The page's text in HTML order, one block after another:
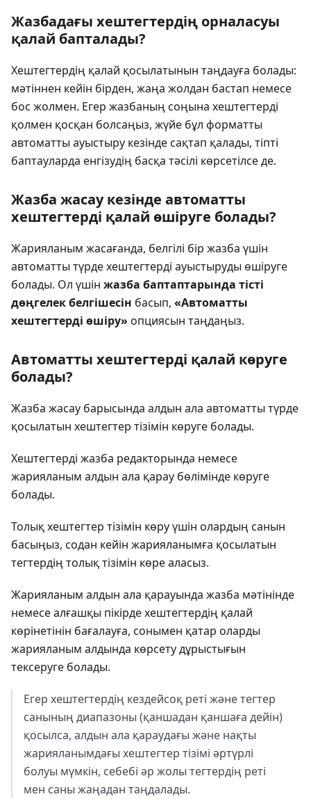
Жазбадағы хештегтердің орналасуы
қалай бапталады?
Хештегтердің қалай қосылатынын таңдауға болады:
мәтіннен кейін бірден, жаңа жолдан бастап немесе
бос жолмен. Егер жазбаның соңына хештегтерді
қолмен қосқан болсаңыз, жүйе бұл форматты
автоматты ауыстыру кезінде сақтап қалады, тіпті
баптауларда енгізудің басқа тәсілі көрсетілсе де.
Жазба жасау кезінде автоматты
хештегтерді қалай өшіруге болады?
Жарияланым жасағанда, белгілі бір жазба үшін
автоматты түрде хештегтерді ауыстыруды өшіруге
болады. Ол үшін жазба баптаптарында тісті
дөңгелек белгішесін басып, «Автоматты
хештегтерді өшіру» опциясын таңдаңыз.
Автоматты хештегтерді қалай көруге
болады?
Жазба жасау барысында алдын ала автоматты түрде
қосылатын хештегтер тізімін көруге болады.
Хештегтерді жазба редакторында немесе
жарияланым алдын ала қарау бөлімінде көруге
болады.
Толық хештегтер тізімін көру үшін олардың санын
басыңыз, содан кейін жарияланымға қосылатын
тегтердің толық тізімін көре аласыз.
Жарияланым алдын ала қарауында жазба мәтінінде
немесе алғашқы пікірде хештегтердің қалай
көрінетінін бағалауға, сонымен қатар оларды
жарияланым алдында көрсету дұрыстығын
тексеруге болады.
Егер хештегтердің кездейсоқ реті және тегтер
санының диапазоны (қаншадан қаншаға дейін)
қосылса, алдын ала қараудағы және нақты
жарияланымдағы хештегтер тізімі әртүрлі
болуы мүмкін, себебі әр жолы тегтердің реті
мен саны жаңадан таңдалады.